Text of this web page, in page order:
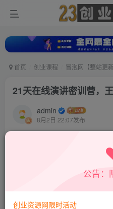
首页 创业课程 冒泡网【整站更新
21天在线演讲密训营，
admin
8月2日 22:07发布
此内容为付费资源，请付费后查
公告：
创业资源网限时活动